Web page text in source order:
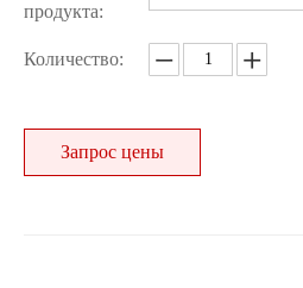
продукта:
Количество:
Запрос цены